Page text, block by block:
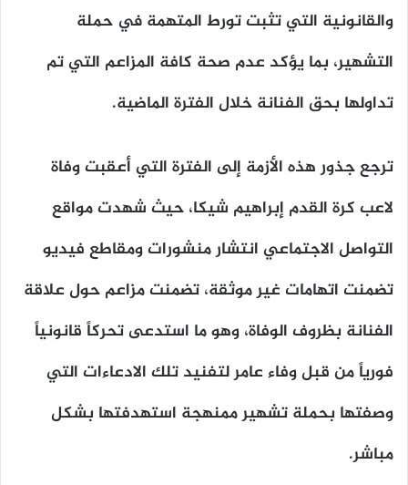
والقانونية التي تثبت تورط المتهمة في حملة
التشهير، بما يؤكد عدم صحة كافة المزاعم التي تم
تداولها بحق الفنانة خلال الفترة الماضية.
ترجع جذور هذه الأزمة إلى الفترة التي أعقبت وفاة
لاعب كرة القدم إبراهيم شيكا، حيث شهدت مواقع
التواصل الاجتماعي انتشار منشورات ومقاطع فيديو
تضمنت اتهامات غير موثقة، تضمنت مزاعم حول علاقة
الفنانة بظروف الوفاة، وهو ما استدعى تحركاً قانونياً
فورياً من قبل وفاء عامر لتفنيد تلك الادعاءات التي
وصفتها بحملة تشهير ممنهجة استهدفتها بشكل
مباشر.